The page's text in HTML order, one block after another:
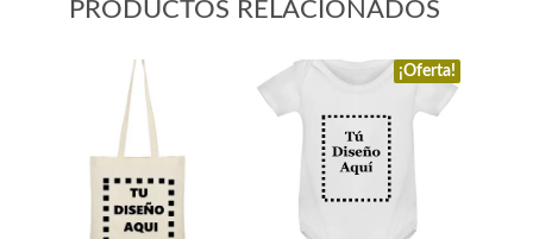
PRODUCTOS RELACIONADOS
¡Oferta!